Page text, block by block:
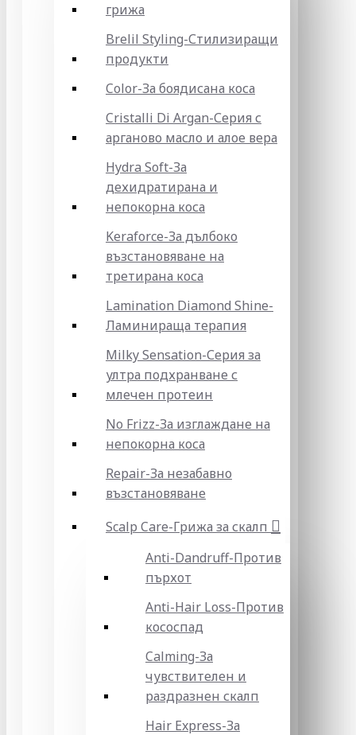
грижа
Brelil Styling-Стилизиращи
продукти
Color-За боядисана коса
Cristalli Di Argan-Серия с
арганово масло и алое вера
Hydra Soft-За
дехидратирана и
непокорна коса
Keraforce-За дълбоко
възстановяване на
третирана коса
Lamination Diamond Shine-
Ламинираща терапия
Milky Sensation-Серия за
ултра подхранване с
млечен протеин
No Frizz-За изглаждане на
непокорна коса
Repair-За незабавно
възстановяване
Scalp Care-Грижа за скалп
Anti-Dandruff-Против
пърхот
Anti-Hair Loss-Против
кососпад
Calming-За
чувствителен и
раздразнен скалп
Hair Express-За